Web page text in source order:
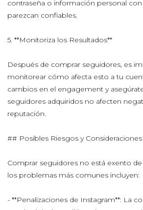
contraseña o información personal
parezcan confiables.
5. **Monitoriza los Resultados**
Después de comprar seguidores, es
monitorear cómo afecta esto a tu
cambios en el engagement y
seguidores adquiridos no afecten
reputación.
## Posibles Riesgos y Consideraciones
Comprar seguidores no está exento
los problemas más comunes incluyen:
- **Penalizaciones de Instagram**: La